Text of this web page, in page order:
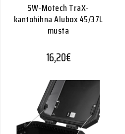
SW-Motech TraX-
kantohihna Alubox 45/37L
musta
16,20€